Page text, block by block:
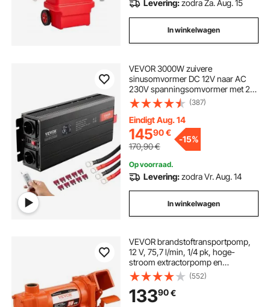
Levering:zodra Za. Aug. 15
In winkelwagen
VEVOR 3000W zuivere
sinusomvormer DC 12V naar AC
230V spanningsomvormer met 2
stopcontacten, 2 USB-poorten, 1
Type-C-poort, LCD-scherm en
afstandsbediening voor grote
huishoudelijke apparaten
(387)
Eindigt Aug. 14
14590€
170,90€
-15%
Op voorraad.
Levering:zodra Vr. Aug. 14
In winkelwagen
VEVOR brandstoftransportpomp,
12 V, 75,7 l/min, 1/4 pk, hoge-
stroom extractorpomp en
brandstofcollectorontwerp voor
benzine, diesel, kerosine, biodiesel,
ethanol en methanolmengsels
(552)
13390€